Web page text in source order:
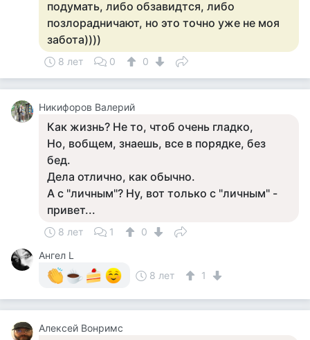
подумать, либо обзавидтся, либо
позлорадничают, но это точно уже не моя
забота))))
8 лет 0 0
Никифоров Валерий
Как жизнь? Не то, чтоб очень гладко,
Но, вобщем, знаешь, все в порядке, без
бед.
Дела отлично, как обычно.
А с "личным"? Ну, вот только с "личным" -
привет...
8 лет 1
0
Ангел L
8 лет
1
Алексей Вонримс